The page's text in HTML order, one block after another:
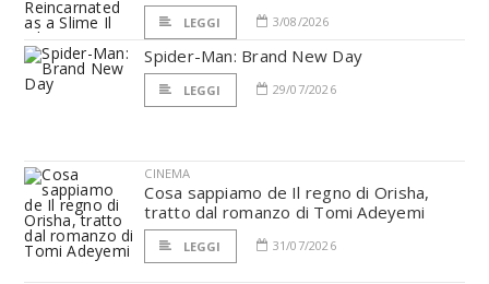
LEGGI 3/08/2026
Spider-Man: Brand New Day
LEGGI 29/07/2026
CINEMA
Cosa sappiamo de Il regno di Orisha,
tratto dal romanzo di Tomi Adeyemi
LEGGI 31/07/2026